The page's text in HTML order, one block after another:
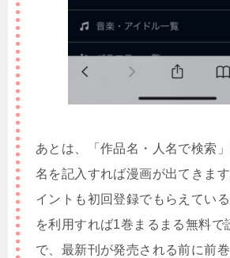
あとは、「作品名・人名で検索
名を記入すれば漫画が出てきま
イントも初回登録でもらえてい
を利用すれば1巻まるまる無料で
で、最新刊が発売される前に前